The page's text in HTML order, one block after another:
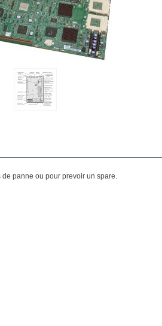
panne ou pour prevoir un spare.